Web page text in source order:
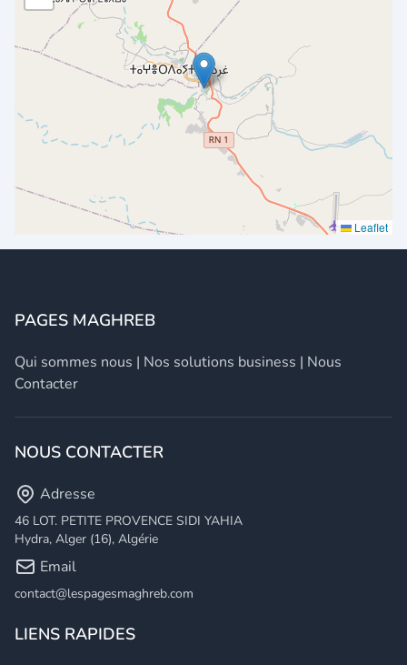
Leaflet
PAGES MAGHREB
Qui sommes nous | Nos solutions business | Nous
Contacter
NOUS CONTACTER
Adresse
46 LOT. PETITE PROVENCE SIDI YAHIA
Hydra, Alger (16), Algérie
Email
contact@lespagesmaghreb.com
LIENS RAPIDES